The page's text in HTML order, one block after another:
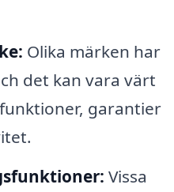
Olika märken har
det kan vara värt
garantier
Vissa